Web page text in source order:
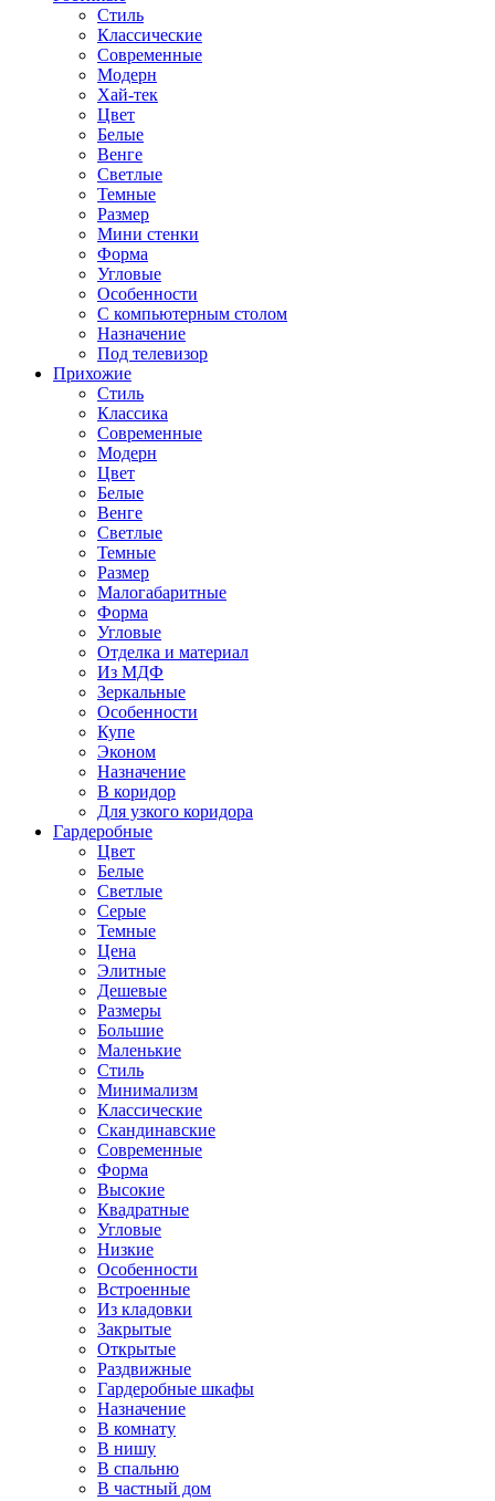
Стиль
Классические
Современные
Модерн
Хай-тек
Цвет
Белые
Венге
Светлые
Темные
Размер
Мини стенки
Форма
Угловые
Особенности
С компьютерным столом
Назначение
Под телевизор
Прихожие
Стиль
Классика
Современные
Модерн
Цвет
Белые
Венге
Светлые
Темные
Размер
Малогабаритные
Форма
Угловые
Отделка и материал
Из МДФ
Зеркальные
Особенности
Купе
Эконом
Назначение
В коридор
Для узкого коридора
Гардеробные
Цвет
Белые
Светлые
Серые
Темные
Цена
Элитные
Дешевые
Размеры
Большие
Маленькие
Стиль
Минимализм
Классические
Скандинавские
Современные
Форма
Высокие
Квадратные
Угловые
Низкие
Особенности
Встроенные
Из кладовки
Закрытые
Открытые
Раздвижные
Гардеробные шкафы
Назначение
В комнату
В нишу
В спальню
В частный дом